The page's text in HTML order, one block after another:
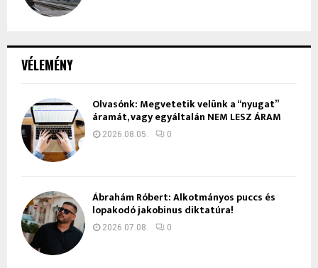
VÉLEMÉNY
Olvasónk: Megvetetik velünk a “nyugat”
áramát, vagy egyáltalán NEM LESZ ÁRAM
2026.08.05. 0
Ábrahám Róbert: Alkotmányos puccs és
lopakodó jakobinus diktatúra!
2026.07.08. 0